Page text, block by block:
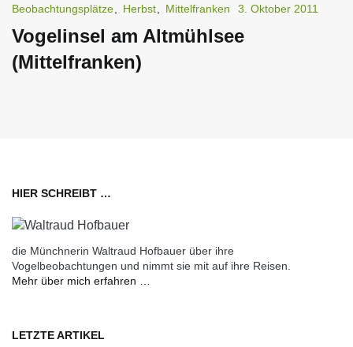
Beobachtungsplätze Herbst Mittelfranken 3. Oktober 2011
Vogelinsel am Altmühlsee
(Mittelfranken)
HIER SCHREIBT …
die Münchnerin Waltraud Hofbauer über ihre
Vogelbeobachtungen und nimmt sie mit auf ihre Reisen.
Mehr über mich erfahren …
LETZTE ARTIKEL